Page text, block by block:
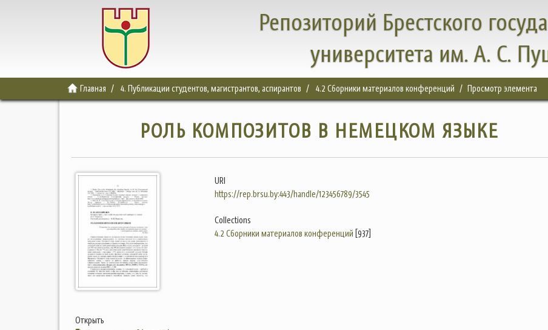
Репозиторий Брестского
университета им. А. С.
Главная 4. Публикации студентов, магистрантов, аспирантов 4.2 Сборники материалов конференций Просмотр элемента
РОЛЬ КОМПОЗИТОВ В НЕМЕЦКОМ ЯЗЫКЕ
Открыть
URI
https://rep.brsu.by:443/handle/123456789/3545
Collections
4.2 Сборники материалов конференций [937]